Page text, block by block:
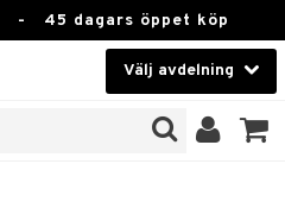
- 45 dagars öppet köp
Välj avdelning